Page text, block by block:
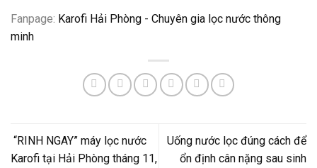
Fanpage: Karofi Hải Phòng - Chuyên gia lọc nước thông
minh
“RINH NGAY” máy lọc nước
Karofi tại Hải Phòng tháng 11,
Uống nước lọc đúng cách để
ổn định cân nặng sau sinh